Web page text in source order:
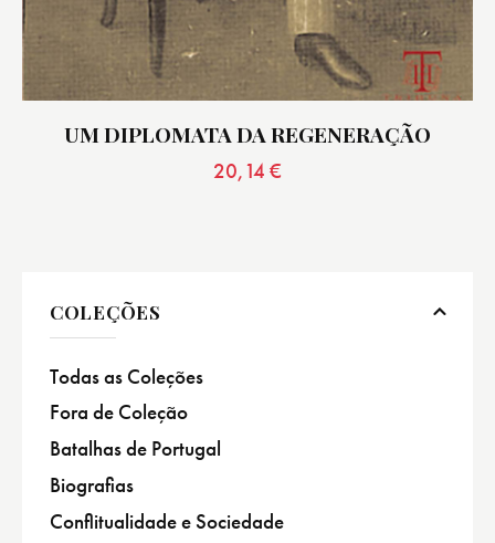
UM DIPLOMATA DA REGENERAÇÃO
20,14 €
COLEÇÕES
Todas as Coleções
Fora de Coleção
Batalhas de Portugal
Biografias
Conflitualidade e Sociedade